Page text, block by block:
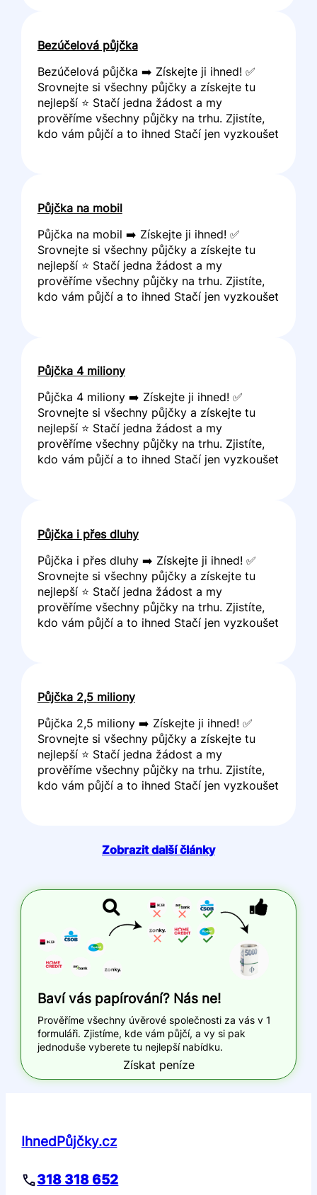
Bezúčelová půjčka
Bezúčelová půjčka ➡️ Získejte ji ihned! ✅
Srovnejte si všechny půjčky a získejte tu
nejlepší ⭐ Stačí jedna žádost a my
prověříme všechny půjčky na trhu. Zjistíte,
kdo vám půjčí a to ihned Stačí jen vyzkoušet
Půjčka na mobil
Půjčka na mobil ➡️ Získejte ji ihned! ✅
Srovnejte si všechny půjčky a získejte tu
nejlepší ⭐ Stačí jedna žádost a my
prověříme všechny půjčky na trhu. Zjistíte,
kdo vám půjčí a to ihned Stačí jen vyzkoušet
Půjčka 4 miliony
Půjčka 4 miliony ➡️ Získejte ji ihned! ✅
Srovnejte si všechny půjčky a získejte tu
nejlepší ⭐ Stačí jedna žádost a my
prověříme všechny půjčky na trhu. Zjistíte,
kdo vám půjčí a to ihned Stačí jen vyzkoušet
Půjčka i přes dluhy
Půjčka i přes dluhy ➡️ Získejte ji ihned! ✅
Srovnejte si všechny půjčky a získejte tu
nejlepší ⭐ Stačí jedna žádost a my
prověříme všechny půjčky na trhu. Zjistíte,
kdo vám půjčí a to ihned Stačí jen vyzkoušet
Půjčka 2,5 miliony
Půjčka 2,5 miliony ➡️ Získejte ji ihned! ✅
Srovnejte si všechny půjčky a získejte tu
nejlepší ⭐ Stačí jedna žádost a my
prověříme všechny půjčky na trhu. Zjistíte,
kdo vám půjčí a to ihned Stačí jen vyzkoušet
Zobrazit další články
Baví vás papírování? Nás ne!
Prověříme všechny úvěrové společnosti za vás v 1
formuláři. Zjistíme, kde vám půjčí, a vy si pak
jednoduše vyberete tu nejlepší nabídku.
Získat peníze
IhnedPůjčky.cz
318 318 652